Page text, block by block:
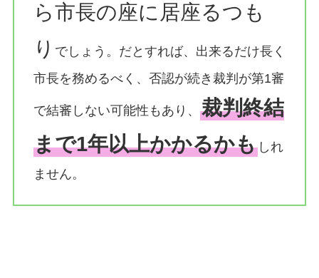
ら市長の座に居座るつも
り でしょう。だとすれば、出来るだけ長く
市長を務めるべく、否認が続き裁判が第1審
で結審しない可能性もあり、 裁判終結
まで1年以上かかるかもしれ
ません。